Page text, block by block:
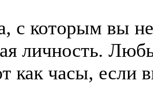
с которым вы
личность.
как часы, если